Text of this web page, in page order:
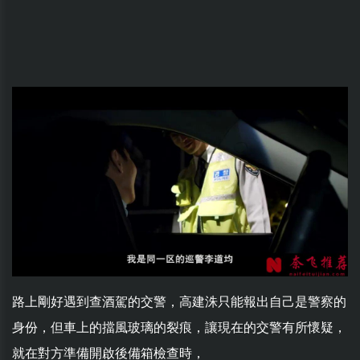
路上剛好遇到查酒駕的交警，高建洙只能報出自己是警察的
身份，但車上的擋風玻璃的裂痕，讓現在的交警有所懷疑，
就在對方準備開啟後備箱檢查時，